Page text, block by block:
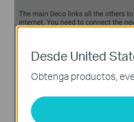
Desde United
Obtenga productos,